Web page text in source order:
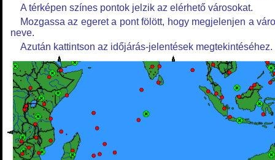
A térképen színes pontok jelzik az elérhető városokat.
Mozgassa az egeret a pont fölött, hogy megjelenjen a
neve.
Azután kattintson az időjárás-jelentések megtekintéséhez.